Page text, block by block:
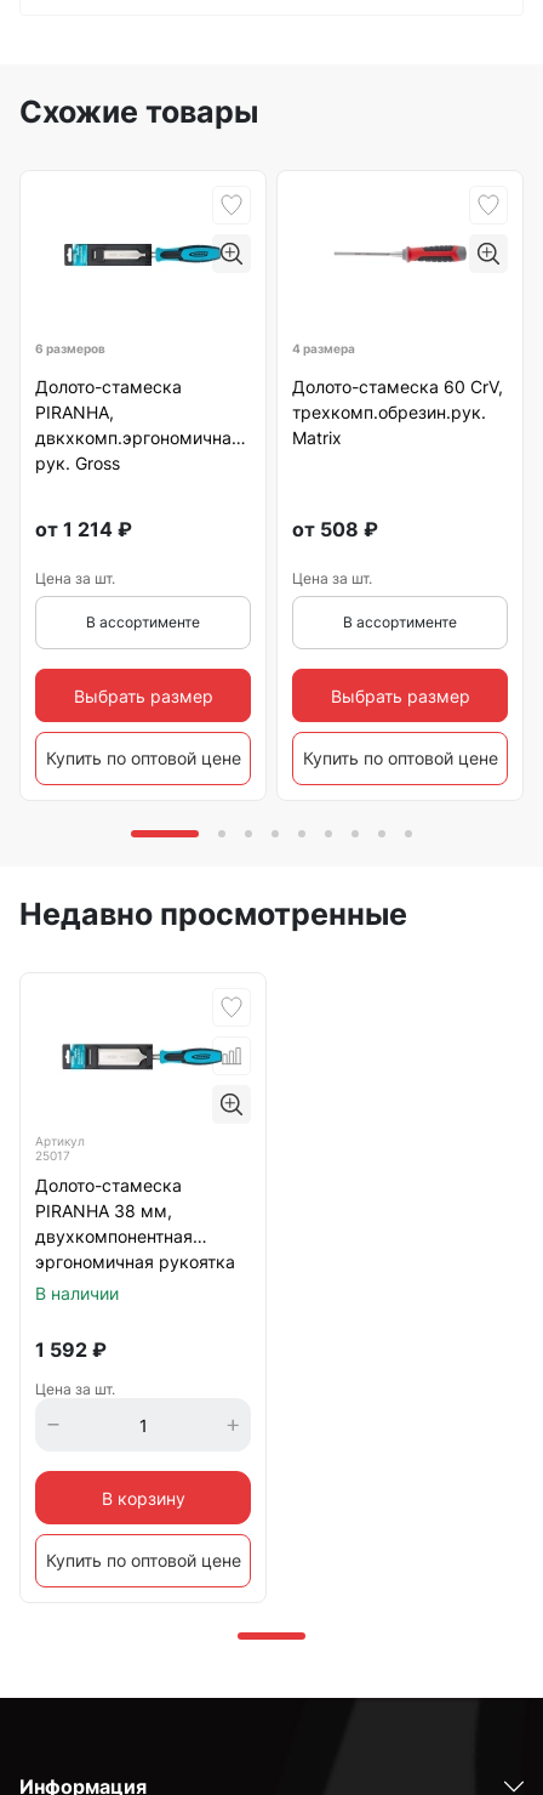
Схожие товары
6 размеров
Долото-стамеска
PIRANHA,
двкхкомп.эргономичная
рук. Gross
от 1 214 ₽
Цена за шт.
В ассортименте
Выбрать размер
Купить по оптовой цене
4 размера
Долото-стамеска 60 CrV,
трехкомп.обрезин.рук.
Matrix
от 508 ₽
Цена за шт.
В ассортименте
Выбрать размер
Купить по оптовой цене
Недавно просмотренные
Артикул
25017
Долото-стамеска
PIRANHA 38 мм,
двухкомпонентная
эргономичная рукоятка
Gross
В наличии
1 592 ₽
Цена за шт.
В корзину
Купить по оптовой цене
Информация